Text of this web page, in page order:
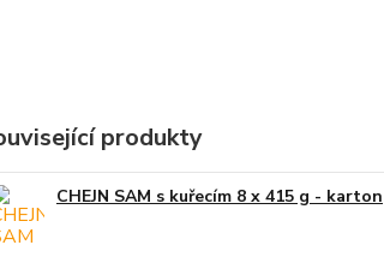
produkty
CHEJN SAM s kuřecím 8 x 415 g - karton